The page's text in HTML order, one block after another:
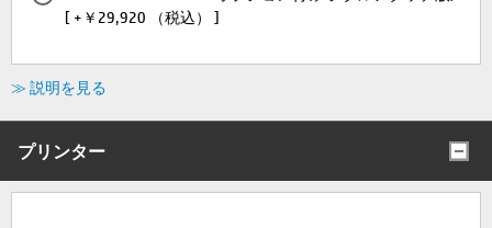
[ +￥29,920 （税込） ]
≫ 説明を見る
プリンター